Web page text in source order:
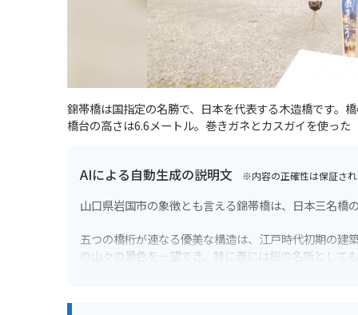
錦帯橋は国指定の名勝で、日本を代表する木造橋です。
橋台の高さは6.6メートル。巻きガネとカスガイを使っ
AIによる自動生成の説明文 ※内容の正確性は保証さ
山口県岩国市の象徴とも言える錦帯橋は、日本三名橋
五つの橋桁が連なる優美な構造は、江戸時代初期の建
の山々の景色を一望でき、特に春には桜の名所として